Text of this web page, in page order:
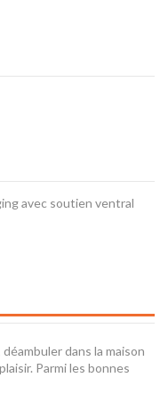
avec soutien ventral
déambuler dans la maison
Parmi les bonnes